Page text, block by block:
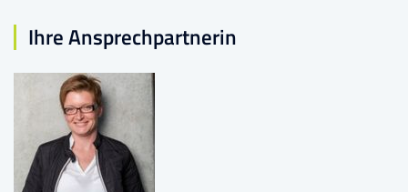
Ihre Ansprechpartnerin